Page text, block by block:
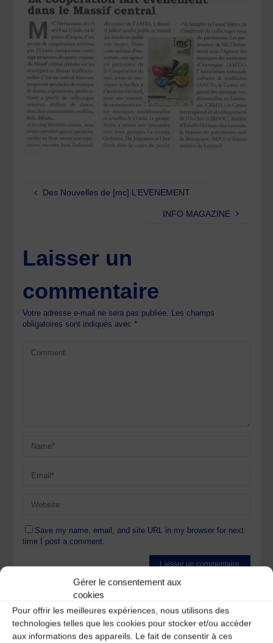
Gérer le consentement aux
cookies
Pour offrir les meilleures expériences, nous utilisons des
technologies telles que les cookies pour stocker et/ou accéder
aux informations des appareils. Le fait de consentir à ces
Des Nouvelles de [mc] L’EVENEMENT
INFO MAGAZINE
Laisser un
commentaire
Votre adresse e-mail ne sera pas publiée. Les champs
obligatoires sont indiqués avec*
Save my name, email, and site URL in my browser for next
time I post a comment.
Ce site utilise Akismet pour réduire les indésirables.
savoir plus sur la façon dont les données de vos
commentaires sont traitées.